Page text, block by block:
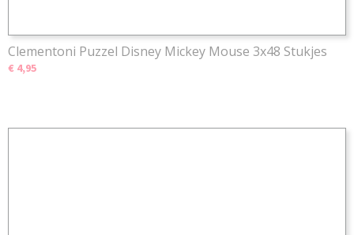
Clementoni Puzzel Disney Mickey Mouse 3x48 Stukjes
€ 4,95